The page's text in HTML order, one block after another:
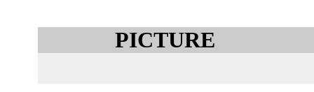
PICTURE